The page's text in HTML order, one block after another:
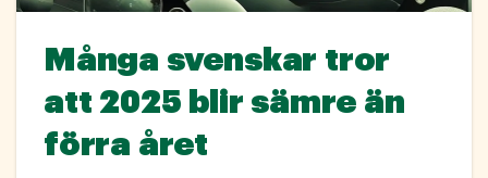
Många svenskar tror
att 2025 blir sämre än
förra året